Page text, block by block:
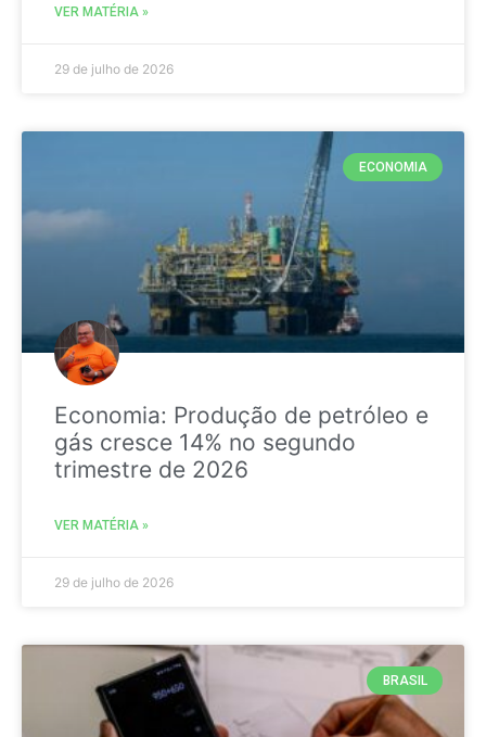
VER MATÉRIA »
29 de julho de 2026
ECONOMIA
Economia: Produção de petróleo e
gás cresce 14% no segundo
trimestre de 2026
VER MATÉRIA »
29 de julho de 2026
BRASIL